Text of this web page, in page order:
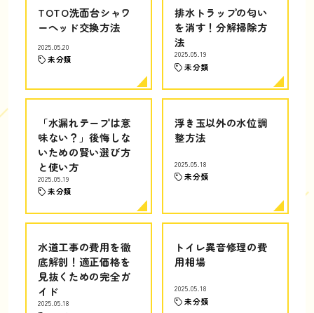
TOTO洗面台シャワ
ーヘッド交換方法
2025.05.20
未分類
排水トラップの匂い
を消す！分解掃除方
法
2025.05.19
未分類
「水漏れテープは意
味ない？」後悔しな
いための賢い選び方
と使い方
2025.05.19
未分類
浮き玉以外の水位調
整方法
2025.05.18
未分類
水道工事の費用を徹
底解剖！適正価格を
見抜くための完全ガ
イド
2025.05.18
トイレ異音修理の費
用相場
2025.05.18
未分類